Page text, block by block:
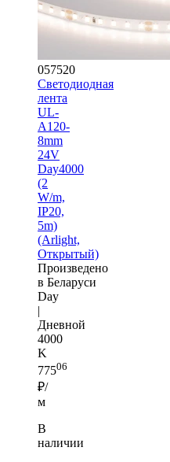
057520
Светодиодная
лента
UL-
A120-
8mm
24V
Day4000
(2
W/m,
IP20,
5m)
(Arlight,
Открытый)
Произведено
в Беларуси
Day
|
Дневной
4000
K
77506
₽/
м
В
наличии